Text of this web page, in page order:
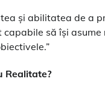
și abilitatea de a
să își
Realitate?